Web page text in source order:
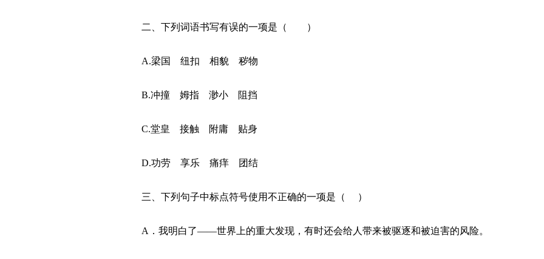
二、下列词语书写有误的一项是（ ）
A.梁国 纽扣 相貌 秽物
B.冲撞 姆指 渺小 阻挡
C.堂皇 接触 附庸 贴身
D.功劳 享乐 痛痒 团结
三、下列句子中标点符号使用不正确的一项是（ ）
A．我明白了——世界上的重大发现，有时还会给人带来被驱逐和被迫害的风险。